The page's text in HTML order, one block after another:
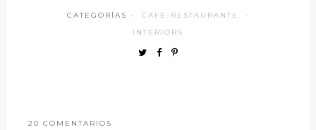
CATEGORÍAS · CAFE-RESTAURANTE
·
INTERIORS
20 COMENTARIOS